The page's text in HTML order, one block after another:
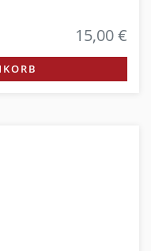
15,00 €